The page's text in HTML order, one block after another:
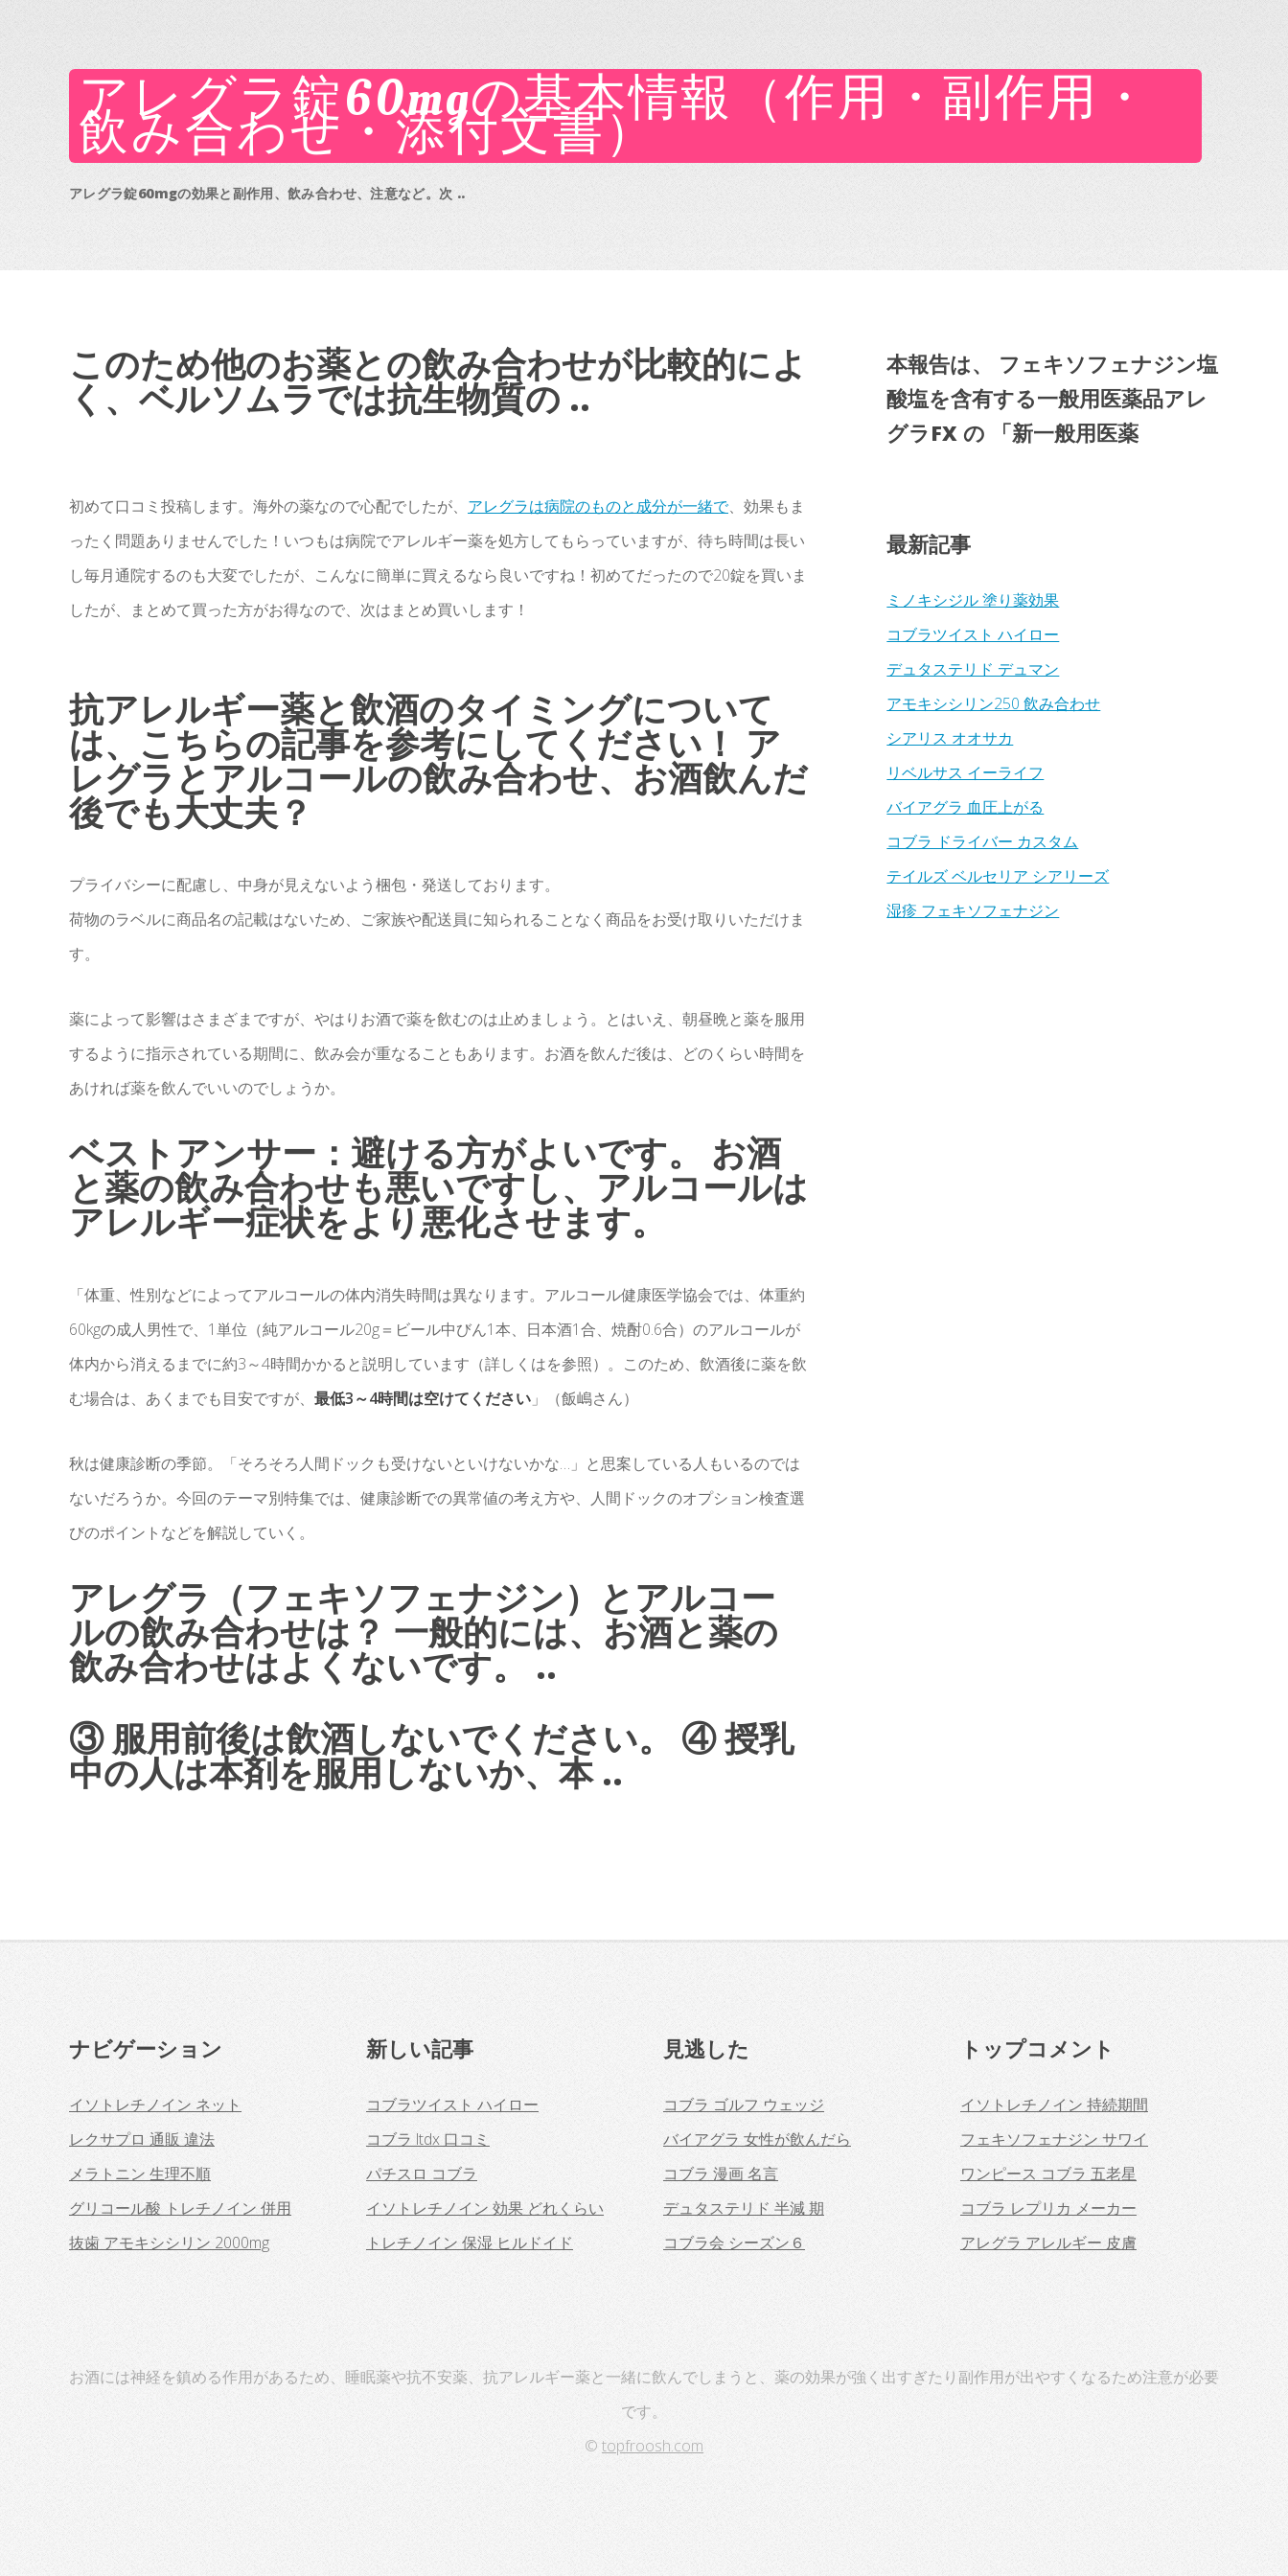
アレグラ錠60mgの基本情報（作用・副作用・
飲み合わせ・添付文書）
アレグラ錠60mgの効果と副作用、飲み合わせ、注意など。次 ..
このため他のお薬との飲み合わせが比較的によ
く、ベルソムラでは抗生物質の ..
初めて口コミ投稿します。海外の薬なので心配でしたが、 アレグラは病院のものと成分が一緒で、効果もま
ったく問題ありませんでした！いつもは病院でアレルギー薬を処方してもらっていますが、待ち時間は長い
し毎月通院するのも大変でしたが、こんなに簡単に買えるなら良いですね！初めてだったので20錠を買いま
したが、まとめて買った方がお得なので、次はまとめ買いします！
抗アレルギー薬と飲酒のタイミングについて
は、こちらの記事を参考にしてください！ ア
レグラとアルコールの飲み合わせ、お酒飲んだ
後でも大丈夫？
プライバシーに配慮し、中身が見えないよう梱包・発送しております。
荷物のラベルに商品名の記載はないため、ご家族や配送員に知られることなく商品をお受け取りいただけま
す。
薬によって影響はさまざまですが、やはりお酒で薬を飲むのは止めましょう。とはいえ、朝昼晩と薬を服用
するように指示されている期間に、飲み会が重なることもあります。お酒を飲んだ後は、どのくらい時間を
あければ薬を飲んでいいのでしょうか。
ベストアンサー：避ける方がよいです。 お酒
と薬の飲み合わせも悪いですし、アルコールは
アレルギー症状をより悪化させます。
「体重、性別などによってアルコールの体内消失時間は異なります。アルコール健康医学協会では、体重約
60kgの成人男性で、1単位（純アルコール20g＝ビール中びん1本、日本酒1合、焼酎0.6合）のアルコールが
体内から消えるまでに約3～4時間かかると説明しています（詳しくはを参照）。このため、飲酒後に薬を飲
む場合は、あくまでも目安ですが、 最低3～4時間は空けてください 」（飯嶋さん）
秋は健康診断の季節。「そろそろ人間ドックも受けないといけないかな…」と思案している人もいるのでは
ないだろうか。今回のテーマ別特集では、健康診断での異常値の考え方や、人間ドックのオプション検査選
びのポイントなどを解説していく。
アレグラ（フェキソフェナジン）とアルコー
ルの飲み合わせは？ 一般的には、お酒と薬の
飲み合わせはよくないです。 ..
③ 服用前後は飲酒しないでください。 ④ 授乳
中の人は本剤を服用しないか、本 ..
本報告は、 フェキソフェナジン塩
酸塩を含有する一般用医薬品アレ
グラFX の 「新一般用医薬
最新記事
ミノキシジル 塗り薬効果
コブラツイスト ハイロー
デュタステリド デュマン
アモキシシリン250 飲み合わせ
シアリス オオサカ
リベルサス イーライフ
バイアグラ 血圧上がる
コブラ ドライバー カスタム
テイルズ ベルセリア シアリーズ
湿疹 フェキソフェナジン
ナビゲーション
イソトレチノイン ネット
レクサプロ 通販 違法
メラトニン 生理不順
グリコール酸 トレチノイン 併用
抜歯 アモキシシリン 2000mg
新しい記事
コブラツイスト ハイロー
コブラ ltdx 口コミ
パチスロ コブラ
イソトレチノイン 効果 どれくらい
トレチノイン 保湿 ヒルドイド
見逃した
コブラ ゴルフ ウェッジ
バイアグラ 女性が飲んだら
コブラ 漫画 名言
デュタステリド 半減 期
コブラ会 シーズン６
トップコメント
イソトレチノイン 持続期間
フェキソフェナジン サワイ
ワンピース コブラ 五老星
コブラ レプリカ メーカー
アレグラ アレルギー 皮膚
お酒には神経を鎮める作用があるため、睡眠薬や抗不安薬、抗アレルギー薬と一緒に飲んでしまうと、薬の効果が強く出すぎたり副作用が出やすくなるため注意が必要
です。
© topfroosh.com